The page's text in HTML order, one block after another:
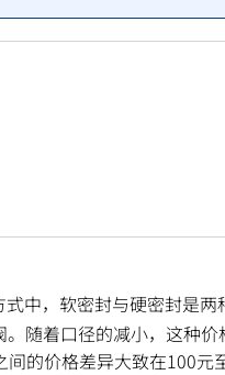
中，软密封与硬密封是
随着口径的减小，这种
的价格差异大致在100